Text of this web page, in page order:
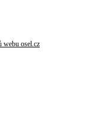
webu osel.cz